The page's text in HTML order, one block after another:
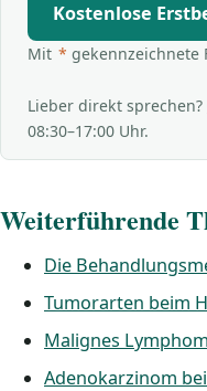
Kostenlose
Mit * gekennzeichnete
Lieber direkt sprechen?
08:30–17:00 Uhr.
Weiterführende
Die
Tumorarten beim
Malignes
Adenokarzinom